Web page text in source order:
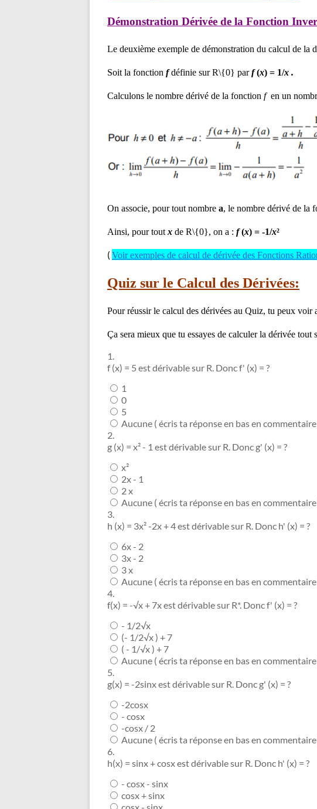
Démonstration Dérivée de la Fonction
Le deuxième exemple de démonstration du calcul de la
Soit la fonction fdéfinie sur R\{0} parf(x) = 1/x .
Calculons le nombre dérivé de la fonction fen un
On associe, pour tout nombre a, le nombre dérivé de la
Ainsi, pour tout x de R\{0}, on a : f(x) = -1/x²
( Voir exemples de calcul de dérivée des Fonctions
Quiz sur le Calcul des Dérivées:
Pour réussir le calcul des dérivées au Quiz, tu peux voir
Ça sera mieux que tu essayes de calculer la dérivée tout
1.
f (x) = 5 est dérivable sur R. Donc f' (x) = ?
1
0
5
Aucune ( écris ta réponse en bas en commentaire
2.
g (x) = x² - 1 est dérivable sur R. Donc g' (x) = ?
x²
2x - 1
2 x
Aucune ( écris ta réponse en bas en commentaire
3.
h (x) = 3x² -2x + 4 est dérivable sur R. Donc h' (x) = ?
6x - 2
3x - 2
3 x
Aucune ( écris ta réponse en bas en commentaire
4.
f(x) = -√x + 7x est dérivable sur R*. Donc f' (x) = ?
- 1/2√x
(- 1/2√x ) + 7
( - 1/√x ) + 7
Aucune ( écris ta réponse en bas en commentaire
5.
g(x) = -2sinx est dérivable sur R. Donc g' (x) = ?
-2cosx
- cosx
-cosx / 2
Aucune ( écris ta réponse en bas en commentaire
6.
h(x) = sinx + cosx est dérivable sur R. Donc h' (x) = ?
- cosx - sinx
cosx + sinx